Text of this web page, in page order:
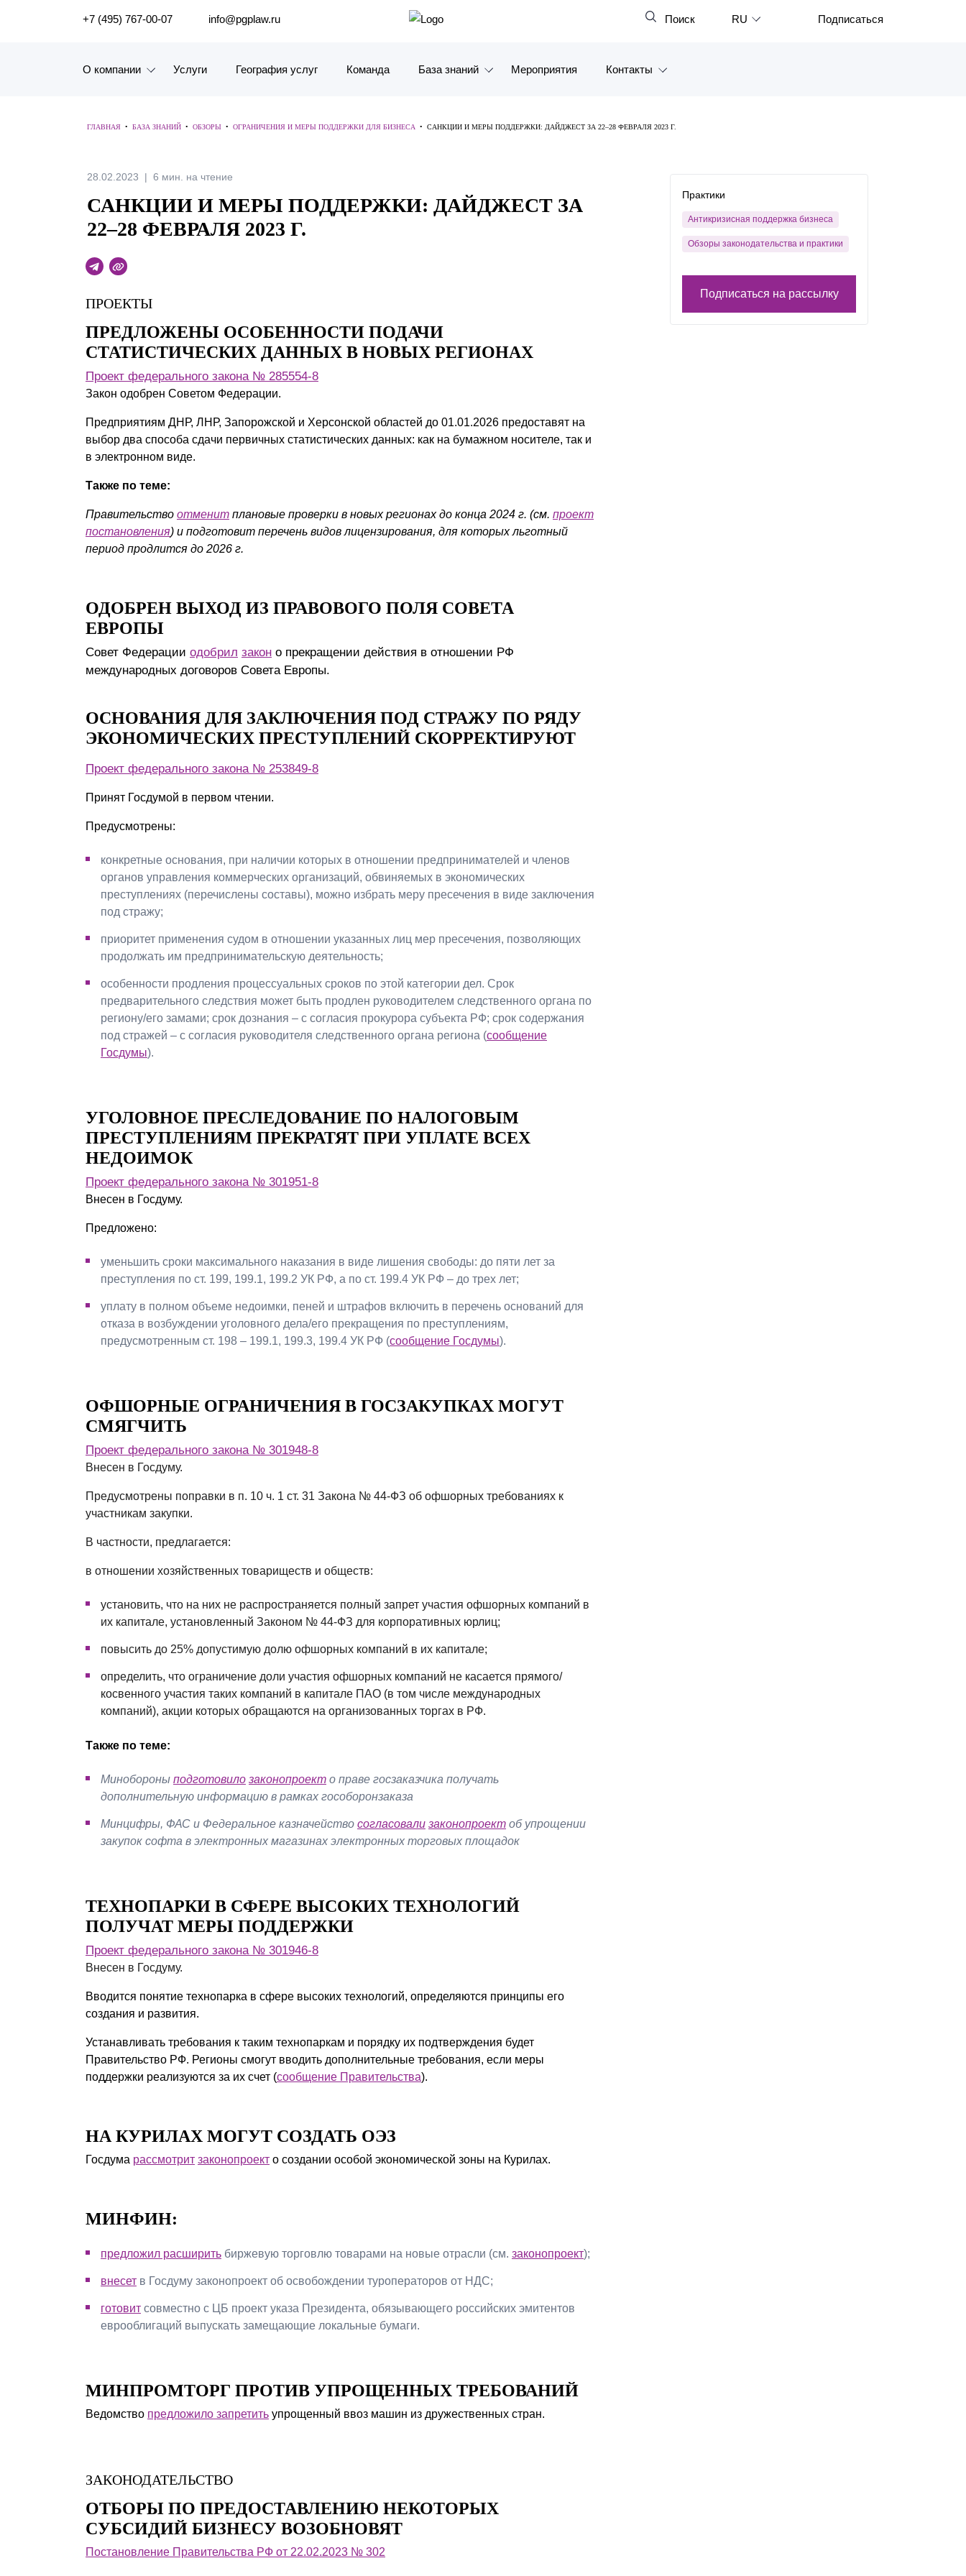
ПОИСК ПО САЙТУ Закрыть
+7 (495) 767-00-07 info@pgplaw.ru Поиск RU
Français
日本語
Português
Türkçe
Подписаться
О компании
Наш опыт
Рейтинги, Награды, Цифры
Карьера
История компании
Почему «Пепеляев Групп»?
Обращение Управляющего
Партнера
Социальная
ответственность
Услуги География услуг Команда База знаний
Видео
Презентации экспертов
Мероприятия Контакты
ГЛАВНАЯ • БАЗА ЗНАНИЙ • ОБЗОРЫ • ОГРАНИЧЕНИЯ И МЕРЫ ПОДДЕРЖКИ ДЛЯ БИЗНЕСА • САНКЦИИ И МЕРЫ ПОДДЕРЖКИ: ДАЙДЖЕСТ ЗА 22–28 ФЕВРАЛЯ 2023 Г.
28.02.2023 6 мин. на чтение
САНКЦИИ И МЕРЫ ПОДДЕРЖКИ: ДАЙДЖЕСТ ЗА
22–28 ФЕВРАЛЯ 2023 Г.
ПРОЕКТЫ
ПРЕДЛОЖЕНЫ ОСОБЕННОСТИ ПОДАЧИ
СТАТИСТИЧЕСКИХ ДАННЫХ В НОВЫХ РЕГИОНАХ
Проект федерального закона № 285554-8
Закон одобрен Советом Федерации.
Предприятиям ДНР, ЛНР, Запорожской и Херсонской областей до 01.01.2026 предоставят на
выбор два способа сдачи первичных статистических данных: как на бумажном носителе, так и
в электронном виде.
Также по теме:
Правительство отменит плановые проверки в новых регионах до конца 2024 г. (см. проект
постановления) и подготовит перечень видов лицензирования, для которых льготный
период продлится до 2026 г.
ОДОБРЕН ВЫХОД ИЗ ПРАВОВОГО ПОЛЯ СОВЕТА
ЕВРОПЫ
Совет Федерации одобрил закон о прекращении действия в отношении РФ
международных договоров Совета Европы.
ОСНОВАНИЯ ДЛЯ ЗАКЛЮЧЕНИЯ ПОД СТРАЖУ ПО РЯДУ
ЭКОНОМИЧЕСКИХ ПРЕСТУПЛЕНИЙ СКОРРЕКТИРУЮТ
Проект федерального закона № 253849-8
Принят Госдумой в первом чтении.
Предусмотрены:
конкретные основания, при наличии которых в отношении предпринимателей и членов
органов управления коммерческих организаций, обвиняемых в экономических
преступлениях (перечислены составы), можно избрать меру пресечения в виде заключения
под стражу;
приоритет применения судом в отношении указанных лиц мер пресечения, позволяющих
продолжать им предпринимательскую деятельность;
особенности продления процессуальных сроков по этой категории дел. Срок
предварительного следствия может быть продлен руководителем следственного органа по
региону/его замами; срок дознания – с согласия прокурора субъекта РФ; срок содержания
под стражей – с согласия руководителя следственного органа региона (сообщение
Госдумы).
УГОЛОВНОЕ ПРЕСЛЕДОВАНИЕ ПО НАЛОГОВЫМ
ПРЕСТУПЛЕНИЯМ ПРЕКРАТЯТ ПРИ УПЛАТЕ ВСЕХ
НЕДОИМОК
Проект федерального закона № 301951-8
Внесен в Госдуму.
Предложено:
уменьшить сроки максимального наказания в виде лишения свободы: до пяти лет за
преступления по ст. 199, 199.1, 199.2 УК РФ, а по ст. 199.4 УК РФ – до трех лет;
уплату в полном объеме недоимки, пеней и штрафов включить в перечень оснований для
отказа в возбуждении уголовного дела/его прекращения по преступлениям,
предусмотренным ст. 198 – 199.1, 199.3, 199.4 УК РФ (сообщение Госдумы).
ОФШОРНЫЕ ОГРАНИЧЕНИЯ В ГОСЗАКУПКАХ МОГУТ
СМЯГЧИТЬ
Проект федерального закона № 301948-8
Внесен в Госдуму.
Предусмотрены поправки в п. 10 ч. 1 ст. 31 Закона № 44-ФЗ об офшорных требованиях к
участникам закупки.
В частности, предлагается:
в отношении хозяйственных товариществ и обществ:
установить, что на них не распространяется полный запрет участия офшорных компаний в
их капитале, установленный Законом № 44-ФЗ для корпоративных юрлиц;
повысить до 25% допустимую долю офшорных компаний в их капитале;
определить, что ограничение доли участия офшорных компаний не касается прямого/
косвенного участия таких компаний в капитале ПАО (в том числе международных
компаний), акции которых обращаются на организованных торгах в РФ.
Также по теме:
Минобороны подготовило законопроект о праве госзаказчика получать
дополнительную информацию в рамках гособоронзаказа
Минцифры, ФАС и Федеральное казначейство согласовали законопроект об упрощении
закупок софта в электронных магазинах электронных торговых площадок
ТЕХНОПАРКИ В СФЕРЕ ВЫСОКИХ ТЕХНОЛОГИЙ
ПОЛУЧАТ МЕРЫ ПОДДЕРЖКИ
Проект федерального закона № 301946-8
Внесен в Госдуму.
Вводится понятие технопарка в сфере высоких технологий, определяются принципы его
создания и развития.
Устанавливать требования к таким технопаркам и порядку их подтверждения будет
Правительство РФ. Регионы смогут вводить дополнительные требования, если меры
поддержки реализуются за их счет (сообщение Правительства).
НА КУРИЛАХ МОГУТ СОЗДАТЬ ОЭЗ
Госдума рассмотрит законопроект о создании особой экономической зоны на Курилах.
МИНФИН:
предложил расширить биржевую торговлю товарами на новые отрасли (см. законопроект);
внесет в Госдуму законопроект об освобождении туроператоров от НДС;
готовит совместно с ЦБ проект указа Президента, обязывающего российских эмитентов
еврооблигаций выпускать замещающие локальные бумаги.
МИНПРОМТОРГ ПРОТИВ УПРОЩЕННЫХ ТРЕБОВАНИЙ
Ведомство предложило запретить упрощенный ввоз машин из дружественных стран.
ЗАКОНОДАТЕЛЬСТВО
ОТБОРЫ ПО ПРЕДОСТАВЛЕНИЮ НЕКОТОРЫХ
СУБСИДИЙ БИЗНЕСУ ВОЗОБНОВЯТ
Постановление Правительства РФ от 22.02.2023 № 302
Практики
Антикризисная поддержка бизнеса
Обзоры законодательства и практики
Подписаться на рассылку